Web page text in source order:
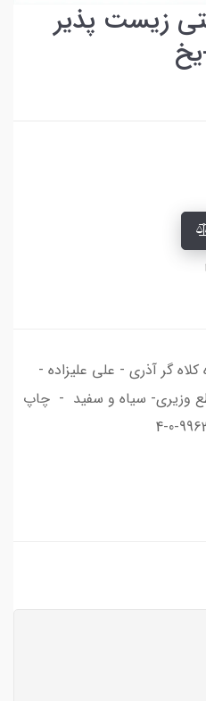
زیست پذیر
یخ
گر آذری - علی علیزاده -
صفحه- قطع وزیری- سیاه و سفید - چاپ